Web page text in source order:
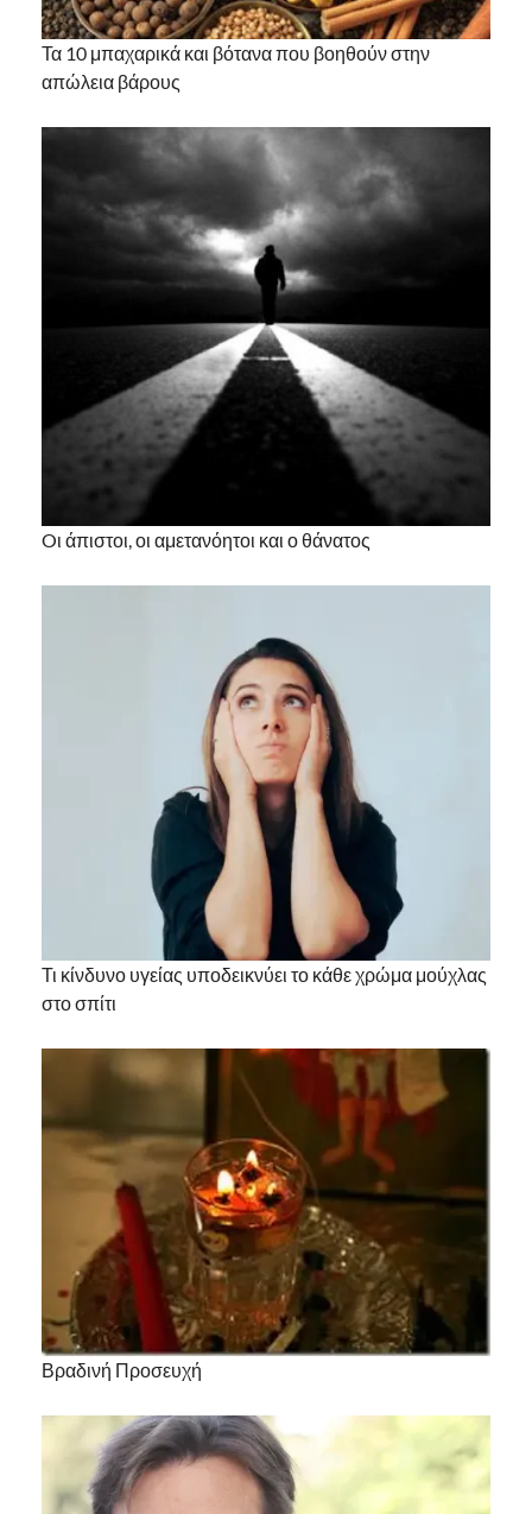
Τα 10 μπαχαρικά και βότανα που βοηθούν στην
απώλεια βάρους
Oι άπιστοι, οι αμετανόητοι και ο θάνατος
Τι κίνδυνο υγείας υποδεικνύει το κάθε χρώμα μούχλας
στο σπίτι
Βραδινή Προσευχή